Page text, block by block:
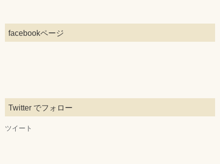
facebookページ
Twitter でフォロー
ツイート